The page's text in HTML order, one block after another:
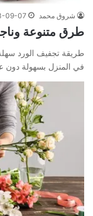
شروق محمد 09-07
طرق متنوعة
طريقة تجفيف الورد
في المنزل بسهولة دون